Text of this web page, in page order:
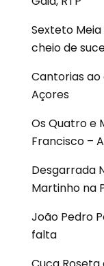
Sexteto
cheio de
Cantorias ao
Açores
Os Quatro e
Francisco –
Desgarrada
Martinho na
João Pedro
falta